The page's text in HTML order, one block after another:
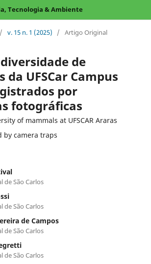
Tecnologia & Ambiente
/ v. 15 n. 1 (2025) / Artigo Original
de
UFSCar Campus
por
fotográficas
of mammals at UFSCAR Araras
by camera traps
de São Carlos
de São Carlos
de Campos
de São Carlos
de São Carlos